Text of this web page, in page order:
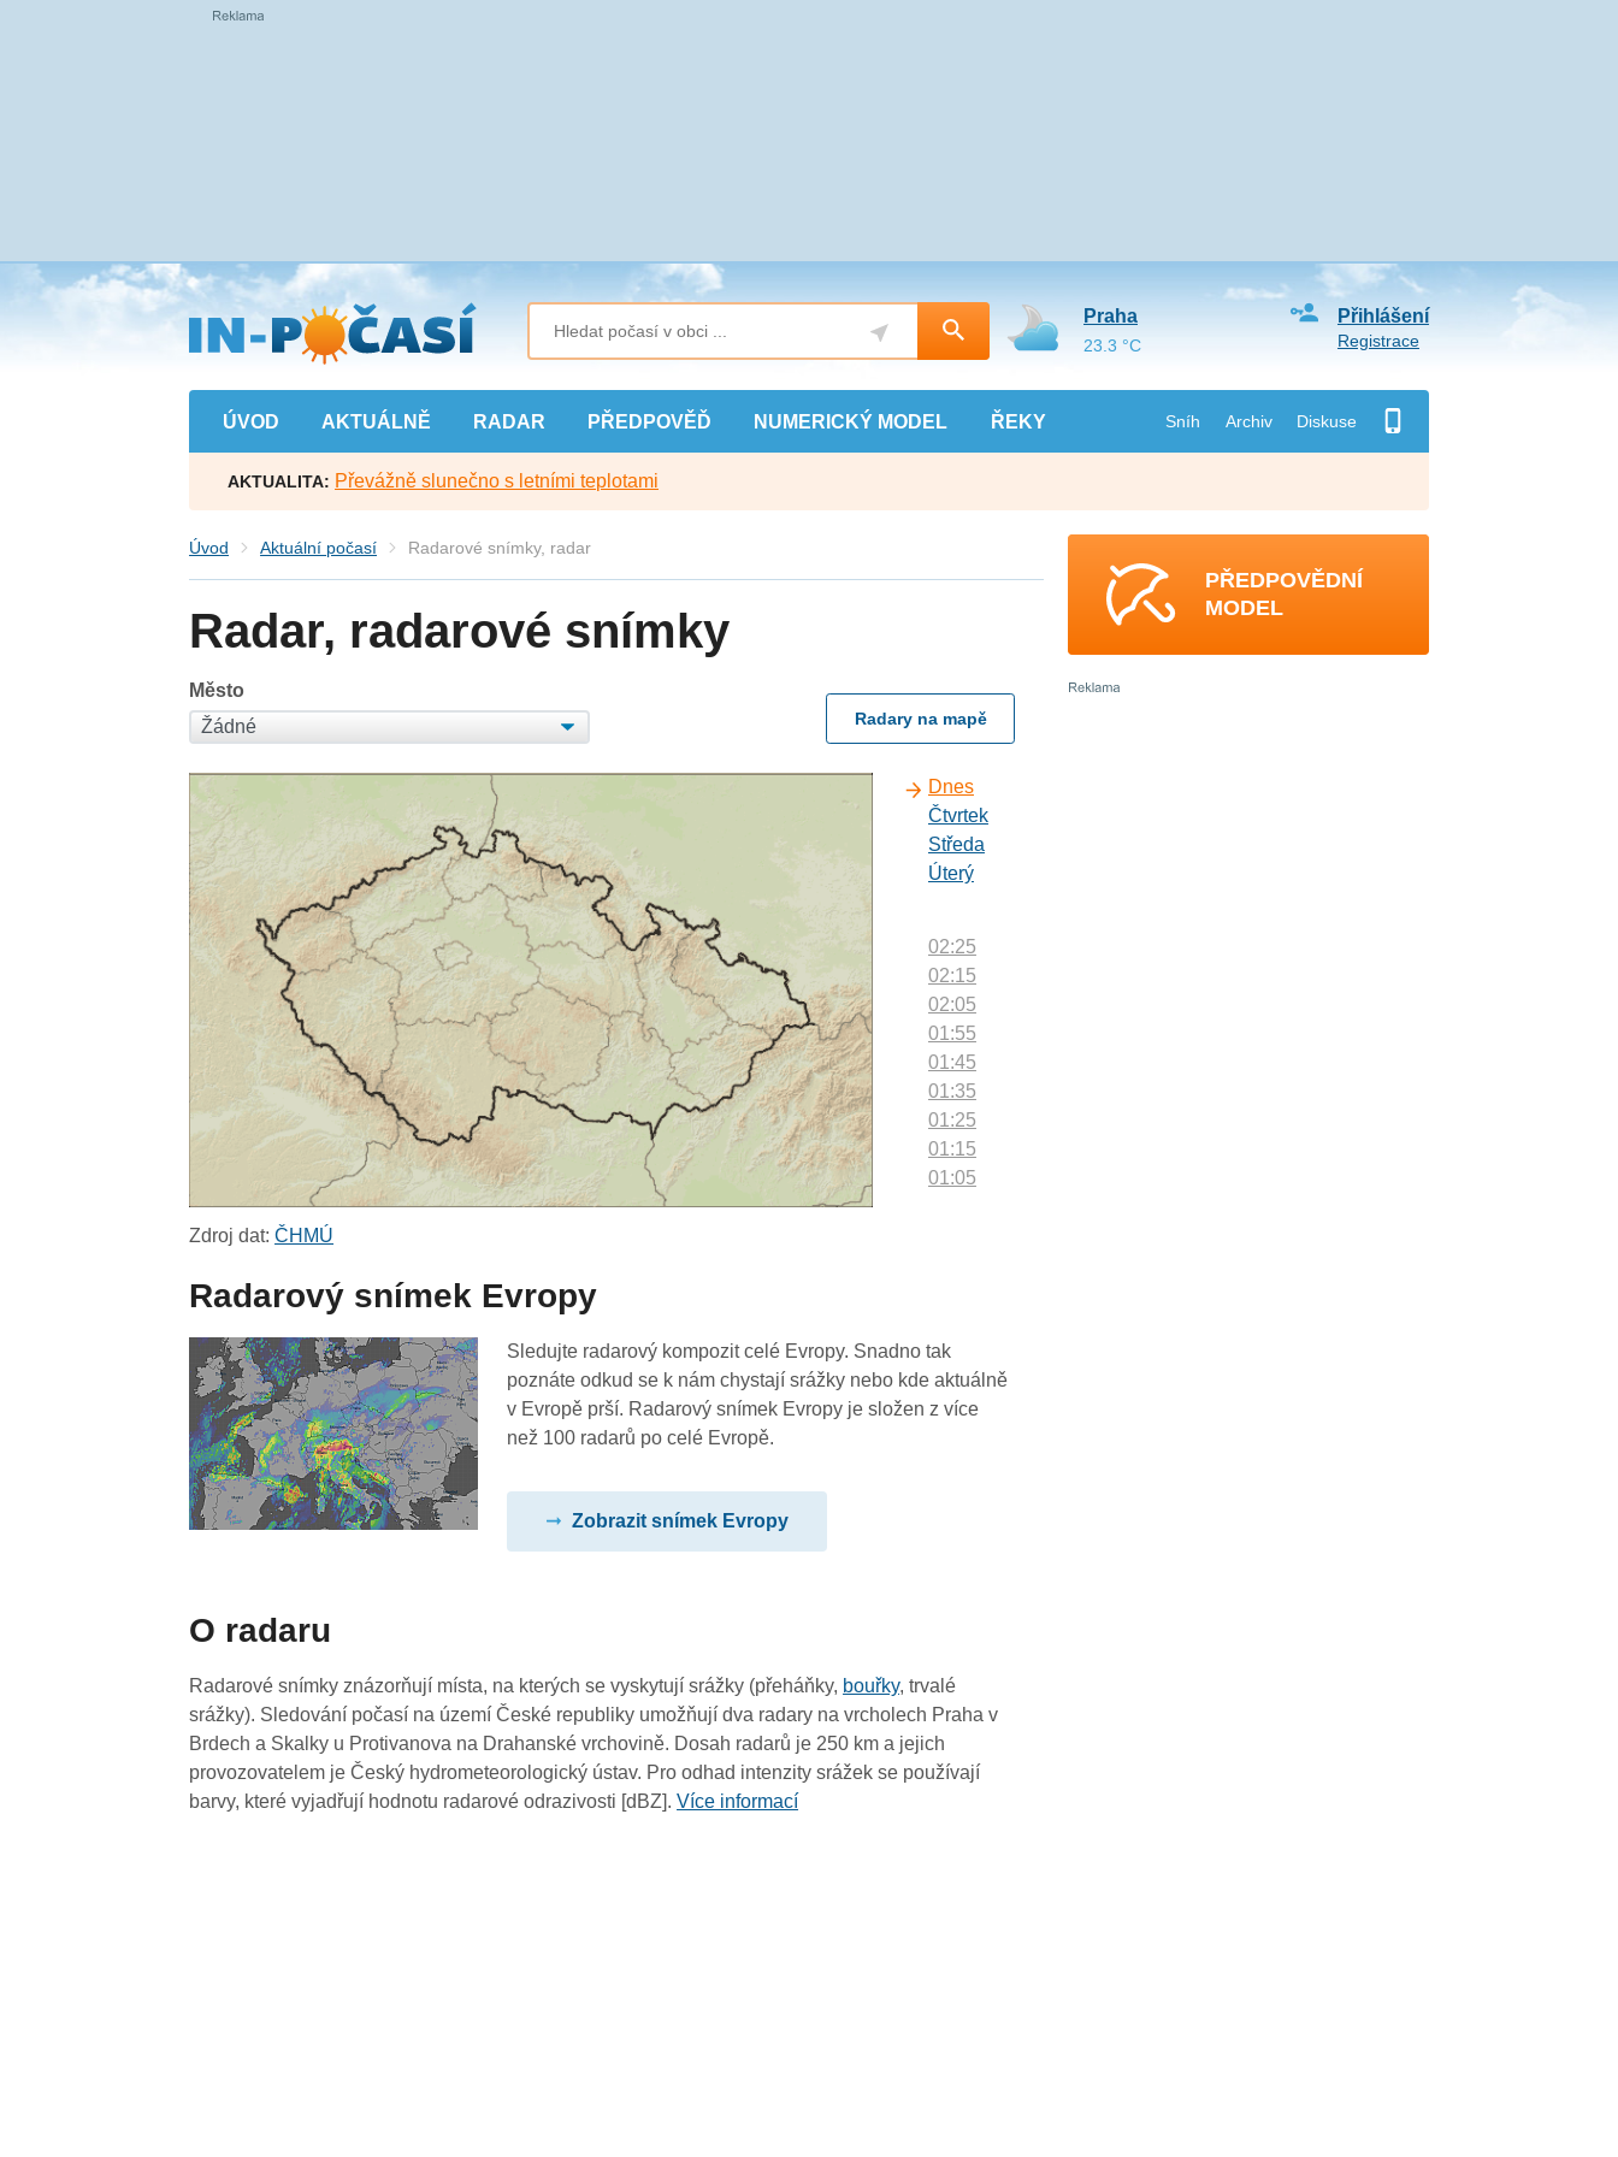
Přejít
na
hlavní
obsah
ÚVOD AKTUÁLNĚ RADAR PŘEDPOVĚĎ NUMERICKÝ MODEL ŘEKY Sníh Archiv Diskuse
Přihlášení
Registrace
Praha
23.3 °C
AKTUALITA: Převážně slunečno s letními teplotami
Úvod Aktuální počasí Radarové snímky, radar
Radar, radarové snímky
Město
Radary na mapě
Dnes
Čtvrtek
Středa
Úterý
02:25
02:15
02:05
01:55
01:45
01:35
01:25
01:15
01:05
00:05
Zdroj dat:ČHMÚ
Radarový snímek Evropy
Sledujte radarový kompozit celé Evropy. Snadno tak
poznáte odkud se k nám chystají srážky nebo kde aktuálně
v Evropě prší. Radarový snímek Evropy je složen z více
než 100 radarů po celé Evropě.
Zobrazit snímek Evropy
O radaru
Radarové snímky znázorňují místa, na kterých se vyskytují srážky (přeháňky, bouřky, trvalé
srážky). Sledování počasí na území České republiky umožňují dva radary na vrcholech Praha v
Brdech a Skalky u Protivanova na Drahanské vrchovině. Dosah radarů je 250 km a jejich
provozovatelem je Český hydrometeorologický ústav. Pro odhad intenzity srážek se používají
barvy, které vyjadřují hodnotu radarové odrazivosti [dBZ].Více informací
PŘEDPOVĚDNÍ
MODEL